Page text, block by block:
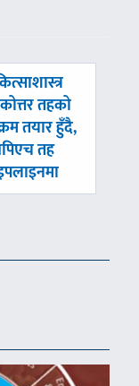
तहको
तयार हुँदै,
तह